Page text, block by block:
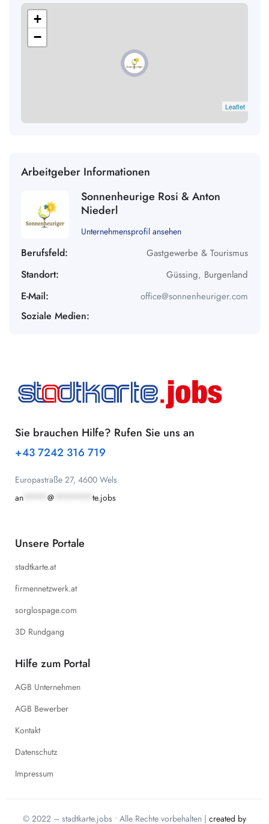
+
−
Leaflet
Arbeitgeber Informationen
Sonnenheurige Rosi & Anton
Niederl
Unternehmensprofil ansehen
Berufsfeld: Gastgewerbe & Tourismus
Standort: Güssing, Burgenland
E-Mail: office@sonnenheuriger.com
Soziale Medien:
Sie brauchen Hilfe? Rufen Sie uns an
+43 7242 316 719
Europastraße 27, 4600 Wels
an
@ te.jobs
Unsere Portale
stadtkarte.at
firmennetzwerk.at
sorglospage.com
3D Rundgang
Hilfe zum Portal
AGB Unternehmen
AGB Bewerber
Kontakt
Datenschutz
Impressum
© 2022 – stadtkarte.jobs • Alle Rechte vorbehalten | created by